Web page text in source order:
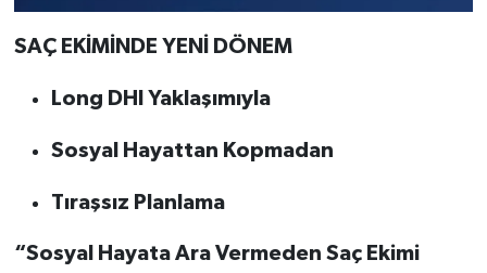
SAÇ EKİMİNDE YENİ DÖNEM
Long DHI Yaklaşımıyla
Sosyal Hayattan Kopmadan
Tıraşsız Planlama
“Sosyal Hayata Ara Vermeden Saç Ekimi